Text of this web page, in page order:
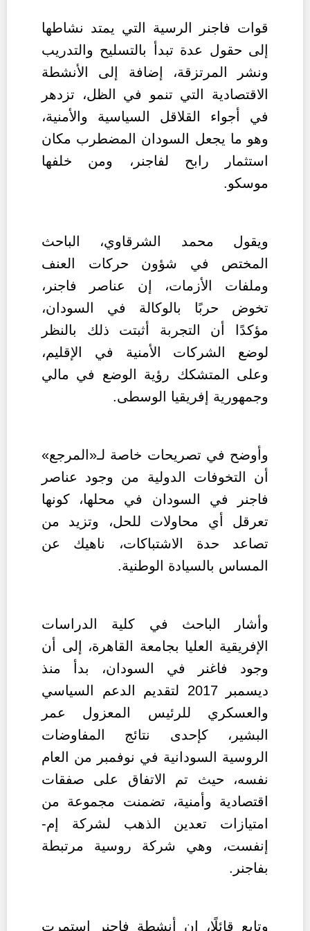
قوات فاجنر الرسية التي يمتد نشاطها
إلى حقول عدة تبدأ بالتسليح والتدريب
ونشر المرتزقة، إضافة إلى الأنشطة
الاقتصادية التي تنمو في الظل، تزدهر
في أجواء القلاقل السياسية والأمنية،
وهو ما يجعل السودان المضطرب مكان
استثمار رابح لفاجنر، ومن خلفها
موسكو.
ويقول محمد الشرقاوي، الباحث
المختص في شؤون حركات العنف
وملفات الأزمات، إن عناصر فاجنر،
تخوض حربًا بالوكالة في السودان،
مؤكدًا أن التجربة أثبتت ذلك بالنظر
لوضع الشركات الأمنية في الإقليم،
وعلى المتشكك رؤية الوضع في مالي
وجمهورية إفريقيا الوسطى.
وأوضح في تصريحات خاصة لـ«المرجع»
أن التخوفات الدولية من وجود عناصر
فاجنر في السودان في محلها، كونها
تعرقل أي محاولات للحل، وتزيد من
تصاعد حدة الاشتباكات، ناهيك عن
المساس بالسيادة الوطنية.
وأشار الباحث في كلية الدراسات
الإفريقية العليا بجامعة القاهرة، إلى أن
وجود فاغنر في السودان، بدأ منذ
ديسمبر 2017 لتقديم الدعم السياسي
والعسكري للرئيس المعزول عمر
البشير، كإحدى نتائج المفاوضات
الروسية السودانية في نوفمبر من العام
نفسه، حيث تم الاتفاق على صفقات
اقتصادية وأمنية، تضمنت مجموعة من
امتيازات تعدين الذهب لشركة إم-
إنفست، وهي شركة روسية مرتبطة
بفاجنر.
وتابع قائلًا، إن أنشطة فاجنر استمرت